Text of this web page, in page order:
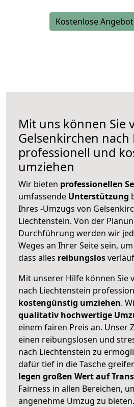
Kostenlose
Mit uns können Sie
Gelsenkirchen nach
professionell und
umziehen
Wir bieten professionellen
umfassende Unterstützung
Ihres -Umzugs von
Liechtenstein. Von der
Durchführung werden wir
Weges an Ihrer Seite sein,
dass alles reibungslos
Mit unserer Hilfe können Sie
nach Liechtenstein
kostengünstig umziehen.
qualitativ hochwertige
einem fairen Preis an. Unser
einen reibungslosen und
nach Liechtenstein zu
dafür tief in die Tasche
legen großen Wert auf
Fairness in allen Bereichen,
angenehme Umzug zu bieten.